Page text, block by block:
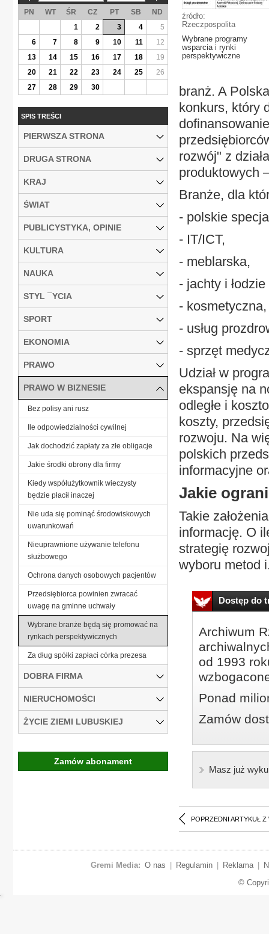
źródło:
Rzeczpospolita
Wybrane programy
wsparcia i rynki
perspektywiczne
branż. A
konkurs, który
rozwój" z
produktowych
Branże, dla
- polskie
- IT/ICT,
- meblarska,
- jachty i
- kosmetyczna,
- usług
- sprzęt
Udział w
ekspansję na
odległe i
koszty,
rozwoju. Na
polskich
informacyjne
Jakie
Takie
informację. O
strategię
wyboru metod
Dostęp do
Archiwum
od 1993
Ponad
Zamów
Masz już
POPRZEDNI ARTYKUŁ Z
PN WT ŚR CZ PT SB
ND
1
2 3 4
5
6
7 8 9 10 11
12
13
14 15 16 17 18
19
20
21 22 23 24 25
26
27
28 29 30
SPIS TREŚCI
PIERWSZA STRONA
DRUGA STRONA
KRAJ
ŚWIAT
PUBLICYSTYKA, OPINIE
KULTURA
NAUKA
STYL ¯YCIA
SPORT
EKONOMIA
PRAWO
PRAWO W BIZNESIE
Bez polisy ani rusz
Ile odpowiedzialności cywilnej
Jak dochodzić zapłaty za złe obligacje
Jakie środki obrony dla firmy
Kiedy współużytkownik wieczysty
będzie płacił inaczej
Nie uda się pominąć środowiskowych
uwarunkowań
Nieuprawnione używanie telefonu
służbowego
Ochrona danych osobowych pacjentów
Przedsiębiorca powinien zwracać
uwagę na gminne uchwały
Wybrane branże będą się promować na
rynkach perspektywicznych
Za dług spółki zapłaci córka prezesa
DOBRA FIRMA
NIERUCHOMOŚCI
ŻYCIE ZIEMI LUBUSKIEJ
Zamów abonament
Gremi Media: O nas Regulamin Reklama
©